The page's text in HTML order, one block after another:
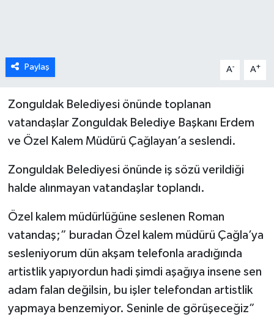
Paylaş A- A+
Zonguldak Belediyesi önünde toplanan
vatandaşlar Zonguldak Belediye Başkanı Erdem
ve Özel Kalem Müdürü Çağlayan’a seslendi.
Zonguldak Belediyesi önünde iş sözü verildiği
halde alınmayan vatandaşlar toplandı.
Özel kalem müdürlüğüne seslenen Roman
vatandaş;” buradan Özel kalem müdürü Çağla’ya
sesleniyorum dün akşam telefonla aradığında
artistlik yapıyordun hadi şimdi aşağıya insene sen
adam falan değilsin, bu işler telefondan artistlik
yapmaya benzemiyor. Seninle de görüşeceğiz”